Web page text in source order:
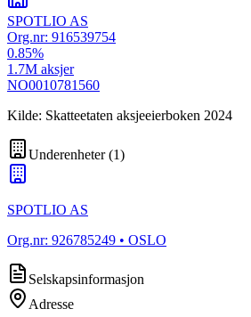
SPOTLIO AS
Org.nr: 916539754
0.85%
1.7M aksjer
NO0010781560
Kilde: Skatteetaten aksjeeierboken 2024
Underenheter(1)
SPOTLIO AS
Org.nr: 926785249 • OSLO
Selskapsinformasjon
Adresse